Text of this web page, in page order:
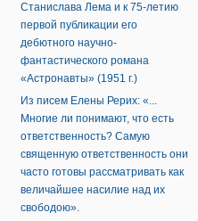
Станислава Лема и к 75-летию
первой публикации его
дебютного научно-
фантастического романа
«Астронавты» (1951 г.)
Из писем Елены Рерих: «...
Многие ли понимают, что есть
ответственность? Самую
священную ответственность они
часто готовы рассматривать как
величайшее насилие над их
свободою».